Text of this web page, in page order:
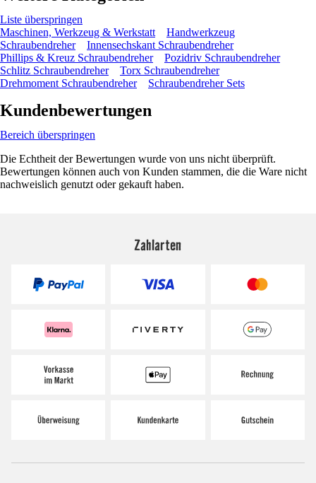
Liste überspringen
Maschinen, Werkzeug & Werkstatt
Handwerkzeug
Schraubendreher
Innensechskant Schraubendreher
Phillips & Kreuz Schraubendreher
Pozidriv Schraubendreher
Schlitz Schraubendreher
Torx Schraubendreher
Drehmoment Schraubendreher
Schraubendreher Sets
Kundenbewertungen
Bereich überspringen
Die Echtheit der Bewertungen wurde von uns nicht überprüft.
Bewertungen können auch von Kunden stammen, die die Ware nicht
nachweislich genutzt oder gekauft haben.
Zahlarten